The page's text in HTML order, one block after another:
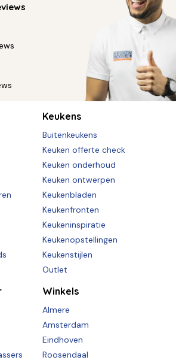
Keukens
Buitenkeukens
Keuken offerte check
Keuken onderhoud
Keuken ontwerpen
Keukenbladen
Keukenfronten
Keukeninspiratie
Keukenopstellingen
Keukenstijlen
Outlet
Winkels
Almere
Amsterdam
Eindhoven
Roosendaal